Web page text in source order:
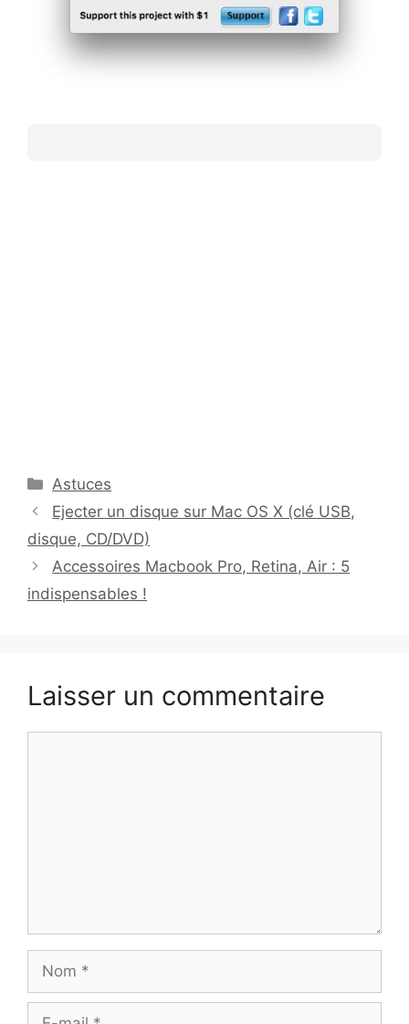
Catégories
Astuces
Ejecter un disque sur Mac OS X (clé USB,
disque, CD/DVD)
Accessoires Macbook Pro, Retina, Air : 5
indispensables !
Laisser un commentaire